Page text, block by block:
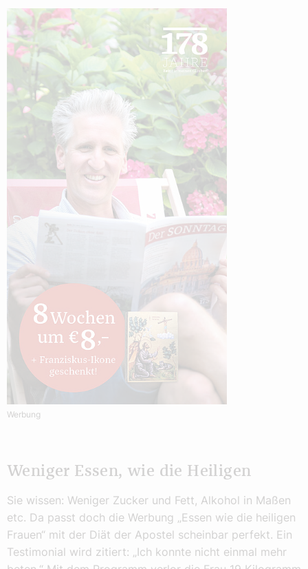
Werbung
Weniger Essen, wie die Heiligen
Sie wissen: Weniger Zucker und Fett, Alkohol in Maßen
etc. Da passt doch die Werbung „Essen wie die heiligen
Frauen“ mit der Diät der Apostel scheinbar perfekt. Ein
Testimonial wird zitiert: „Ich konnte nicht einmal mehr